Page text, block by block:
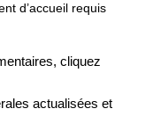
d’accueil requis
cliquez
actualisées et